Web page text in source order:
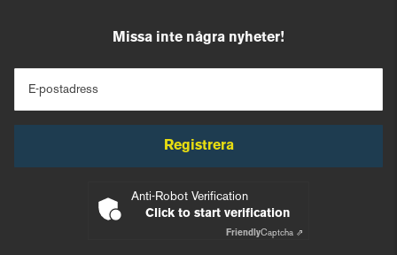
Missa inte några nyheter!
E-postadress
Registrera
Anti-Robot Verification
Click to start verification
FriendlyCaptcha ⇗